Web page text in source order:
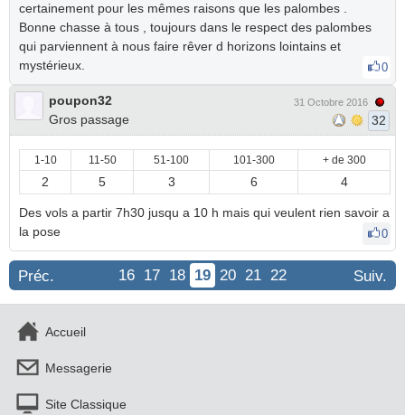
certainement pour les mêmes raisons que les palombes .
Bonne chasse à tous , toujours dans le respect des palombes
qui parviennent à nous faire rêver d horizons lointains et
mystérieux.
0
poupon32
Gros passage
31 Octobre 2016
32
1-10 11-50 51-100 101-300 + de 300
2 5 3 6 4
Des vols a partir 7h30 jusqu a 10 h mais qui veulent rien savoir a
la pose
0
Suiv.
Préc. 16 17 18 19 20 21 22
Accueil
Messagerie
Site Classique